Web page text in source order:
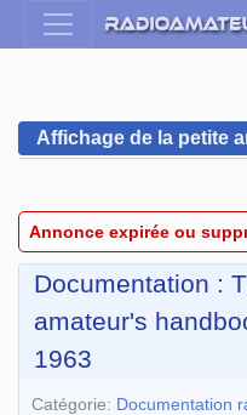
Affichage de la petite
Annonce expirée ou
Documentation :
amateur's
1963
Catégorie: Documentation